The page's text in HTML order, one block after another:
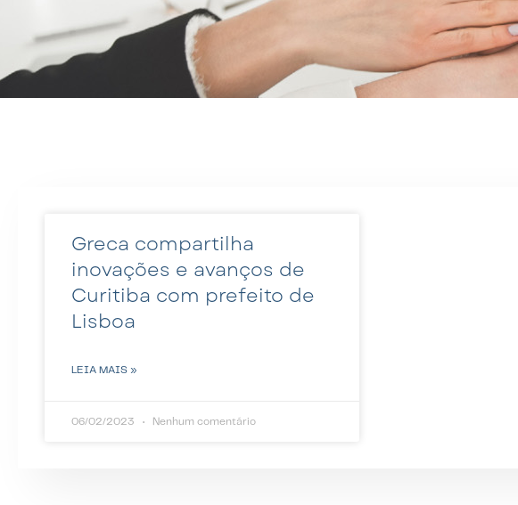
Greca compartilha
inovações e avanços de
Curitiba com prefeito de
Lisboa
LEIA MAIS »
06/02/2023 Nenhum comentário